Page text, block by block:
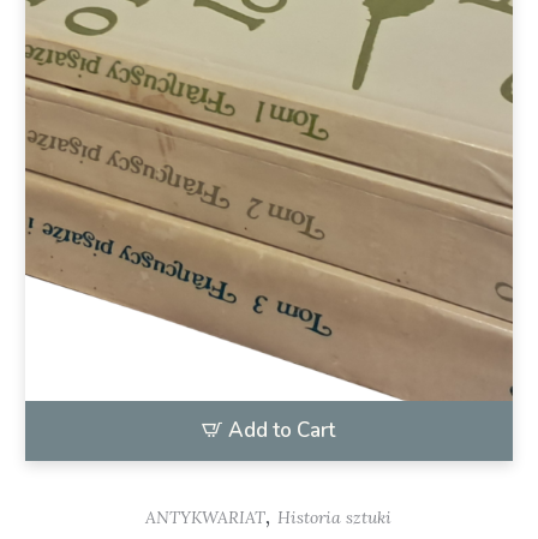
Add to Cart
ANTYKWARIAT, Historia sztuki